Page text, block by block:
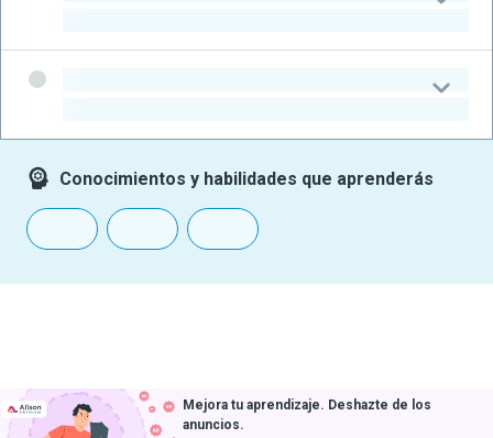
Conocimientos y habilidades que aprenderás
Mejora tu aprendizaje. Deshazte de los
anuncios.